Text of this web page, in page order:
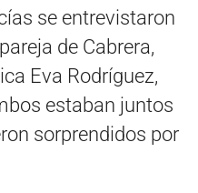
se entrevistaron
de Cabrera,
Eva Rodríguez,
estaban juntos
sorprendidos por